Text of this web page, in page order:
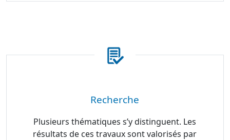
Recherche
Plusieurs thématiques s’y distinguent. Les
résultats de ces travaux sont valorisés par